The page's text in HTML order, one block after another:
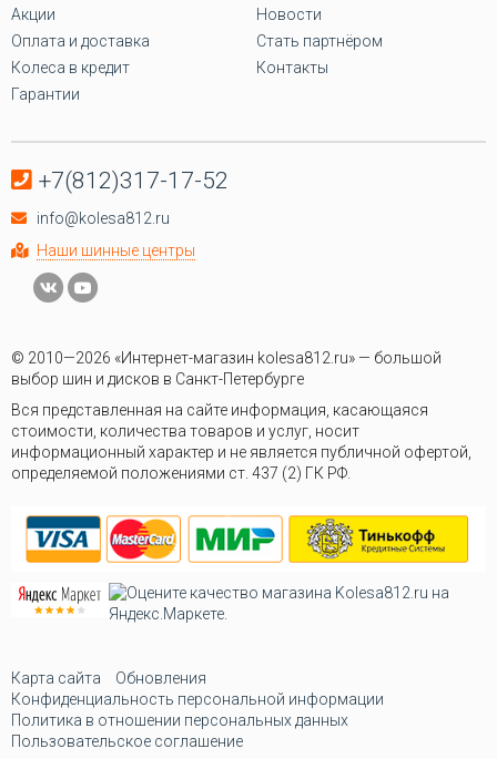
Акции
Оплата и доставка
Колеса в кредит
Гарантии
Новости
Стать партнёром
Контакты
+7(812)317-17-52
info@kolesa812.ru
Наши шинные центры
© 2010—2026 «Интернет-магазин kolesa812.ru» — большой
выбор шин и дисков в Санкт-Петербурге
Вся представленная на сайте информация, касающаяся
стоимости, количества товаров и услуг, носит
информационный характер и не является публичной офертой,
определяемой положениями ст. 437 (2) ГК РФ.
Карта сайта
Обновления
Конфиденциальность персональной информации
Политика в отношении персональных данных
Пользовательское соглашение